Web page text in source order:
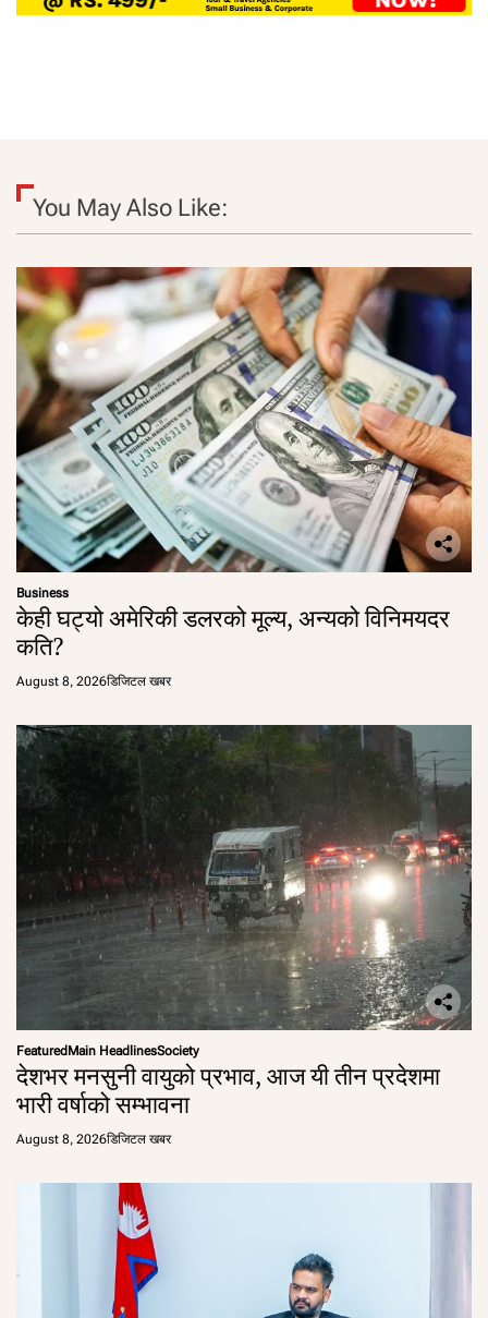
You May Also Like:
Business
केही घट्यो अमेरिकी डलरको मूल्य, अन्यको विनिमयदर
कति?
August 8, 2026डिजिटल खबर
FeaturedMain HeadlinesSociety
देशभर मनसुनी वायुको प्रभाव, आज यी तीन प्रदेशमा
भारी वर्षाको सम्भावना
August 8, 2026डिजिटल खबर